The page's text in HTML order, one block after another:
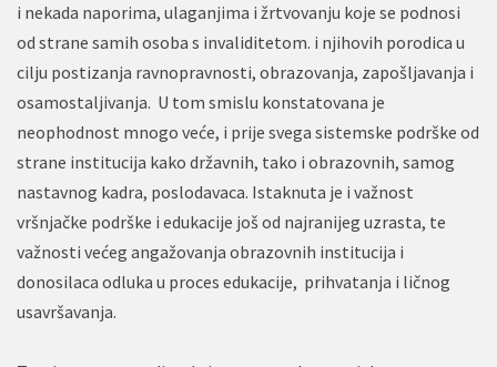
i nekada naporima, ulaganjima i žrtvovanju koje se podnosi
od strane samih osoba s invaliditetom. i njihovih porodica u
cilju postizanja ravnopravnosti, obrazovanja, zapošljavanja i
osamostaljivanja. U tom smislu konstatovana je
neophodnost mnogo veće, i prije svega sistemske podrške od
strane institucija kako državnih, tako i obrazovnih, samog
nastavnog kadra, poslodavaca. Istaknuta je i važnost
vršnjačke podrške i edukacije još od najranijeg uzrasta, te
važnosti većeg angažovanja obrazovnih institucija i
donosilaca odluka u proces edukacije, prihvatanja i ličnog
usavršavanja.